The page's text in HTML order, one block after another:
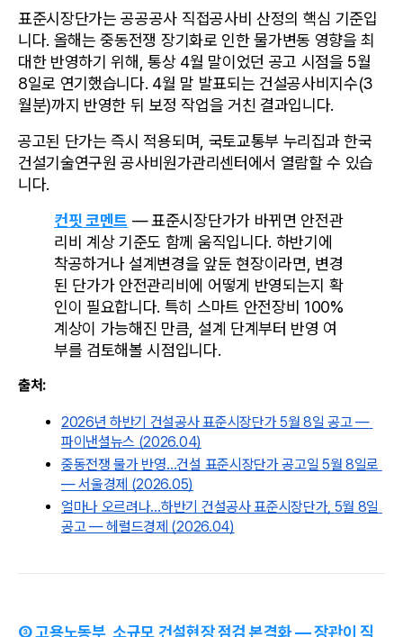
표준시장단가는 공공공사 직접공사비 산정의 핵심 기준입
니다. 올해는 중동전쟁 장기화로 인한 물가변동 영향을 최
대한 반영하기 위해, 통상 4월 말이었던 공고 시점을 5월
8일로 연기했습니다. 4월 말 발표되는 건설공사비지수(3
월분)까지 반영한 뒤 보정 작업을 거친 결과입니다.
공고된 단가는 즉시 적용되며, 국토교통부 누리집과 한국
건설기술연구원 공사비원가관리센터에서 열람할 수 있습
니다.
컨핏 코멘트 — 표준시장단가가 바뀌면 안전관
리비 계상 기준도 함께 움직입니다. 하반기에
착공하거나 설계변경을 앞둔 현장이라면, 변경
된 단가가 안전관리비에 어떻게 반영되는지 확
인이 필요합니다. 특히 스마트 안전장비 100%
계상이 가능해진 만큼, 설계 단계부터 반영 여
부를 검토해볼 시점입니다.
출처:
2026년 하반기 건설공사 표준시장단가 5월 8일 공고 —
파이낸셜뉴스 (2026.04)
중동전쟁 물가 반영…건설 표준시장단가 공고일 5월 8일로
— 서울경제 (2026.05)
얼마나 오르려나…하반기 건설공사 표준시장단가, 5월 8일
공고 — 헤럴드경제 (2026.04)
③ 고용노동부, 소규모 건설현장 점검 본격화 — 장관이 직